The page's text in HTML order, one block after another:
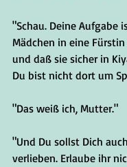
"Schau. Deine Aufgabe
Mädchen in eine
und daß sie sicher in
Du bist nicht dort um
"Das weiß ich, Mutter."
"Und Du sollst Dich
verlieben. Erlaube ihr